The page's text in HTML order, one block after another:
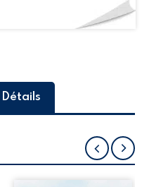
Détails